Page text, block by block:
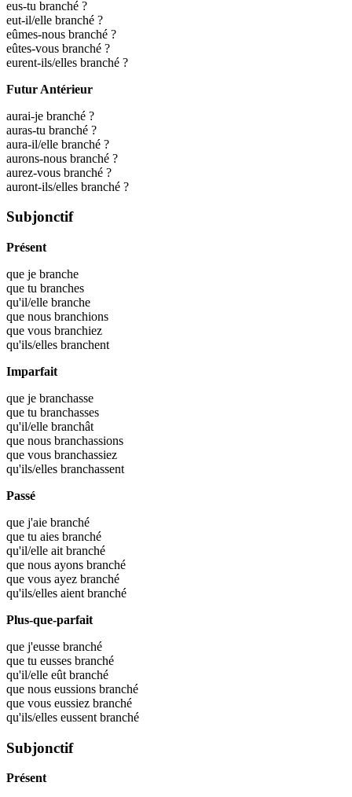
eus-tu branché ?
eut-il/elle branché ?
eûmes-nous branché ?
eûtes-vous branché ?
eurent-ils/elles branché ?
Futur Antérieur
aurai-je branché ?
auras-tu branché ?
aura-il/elle branché ?
aurons-nous branché ?
aurez-vous branché ?
auront-ils/elles branché ?
Subjonctif
Présent
que je branche
que tu branches
qu'il/elle branche
que nous branchions
que vous branchiez
qu'ils/elles branchent
Imparfait
que je branchasse
que tu branchasses
qu'il/elle branchât
que nous branchassions
que vous branchassiez
qu'ils/elles branchassent
Passé
que j'aie branché
que tu aies branché
qu'il/elle ait branché
que nous ayons branché
que vous ayez branché
qu'ils/elles aient branché
Plus-que-parfait
que j'eusse branché
que tu eusses branché
qu'il/elle eût branché
que nous eussions branché
que vous eussiez branché
qu'ils/elles eussent branché
Subjonctif
Présent